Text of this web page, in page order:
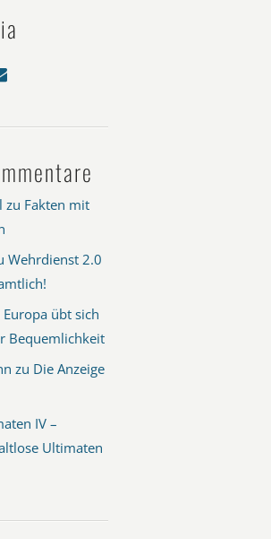
zu Fakten mit
Wehrdienst 2.0
Europa übt sich
Bequemlichkeit
zu Die Anzeige
IV –
Ultimaten